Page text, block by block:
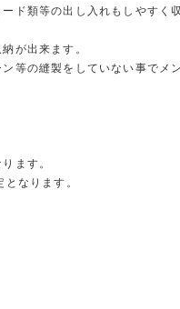
ド類等の出し入れもしやすく
が出来ます。
等の縫製をしていない事でメ
ます。
なります。